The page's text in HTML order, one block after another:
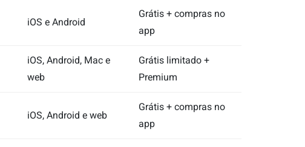
iOS e Android
Grátis + compras no
app
iOS, Android, Mac e
web
Grátis limitado +
Premium
iOS, Android e web
Grátis + compras no
app